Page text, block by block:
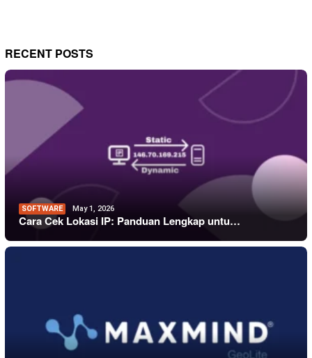
RECENT POSTS
SOFTWARE May 1, 2026
Cara Cek Lokasi IP: Panduan Lengkap untu…